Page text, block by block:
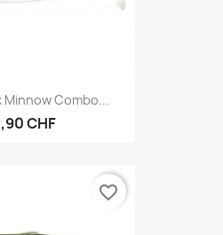
Minnow Combo...
CHF
favorite_border